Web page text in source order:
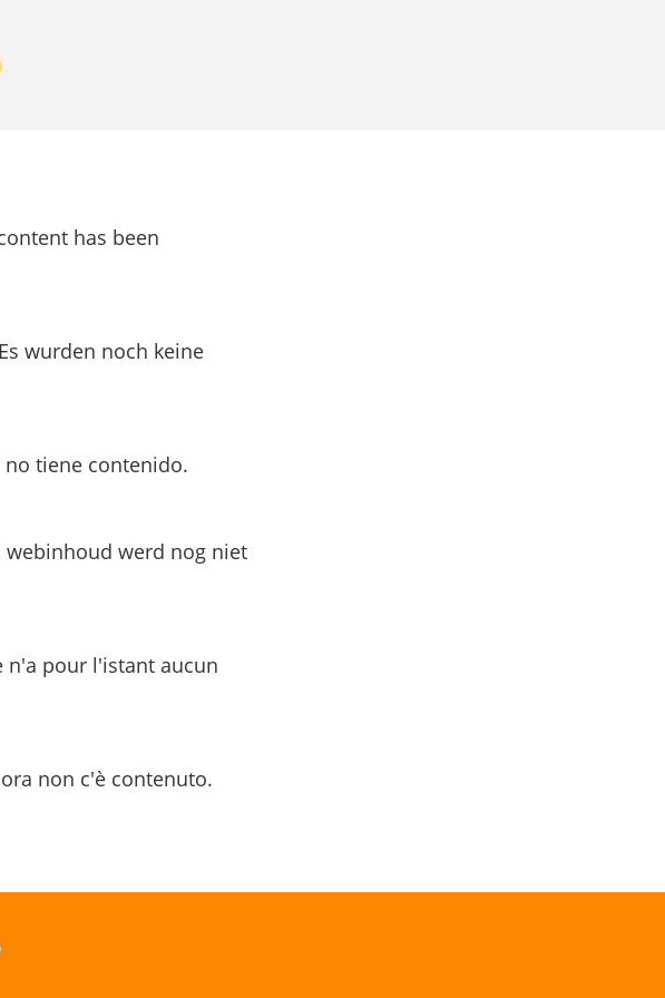
has been
wurden noch keine
no tiene contenido.
webinhoud werd nog niet
n'a pour l'istant aucun
non c'è contenuto.